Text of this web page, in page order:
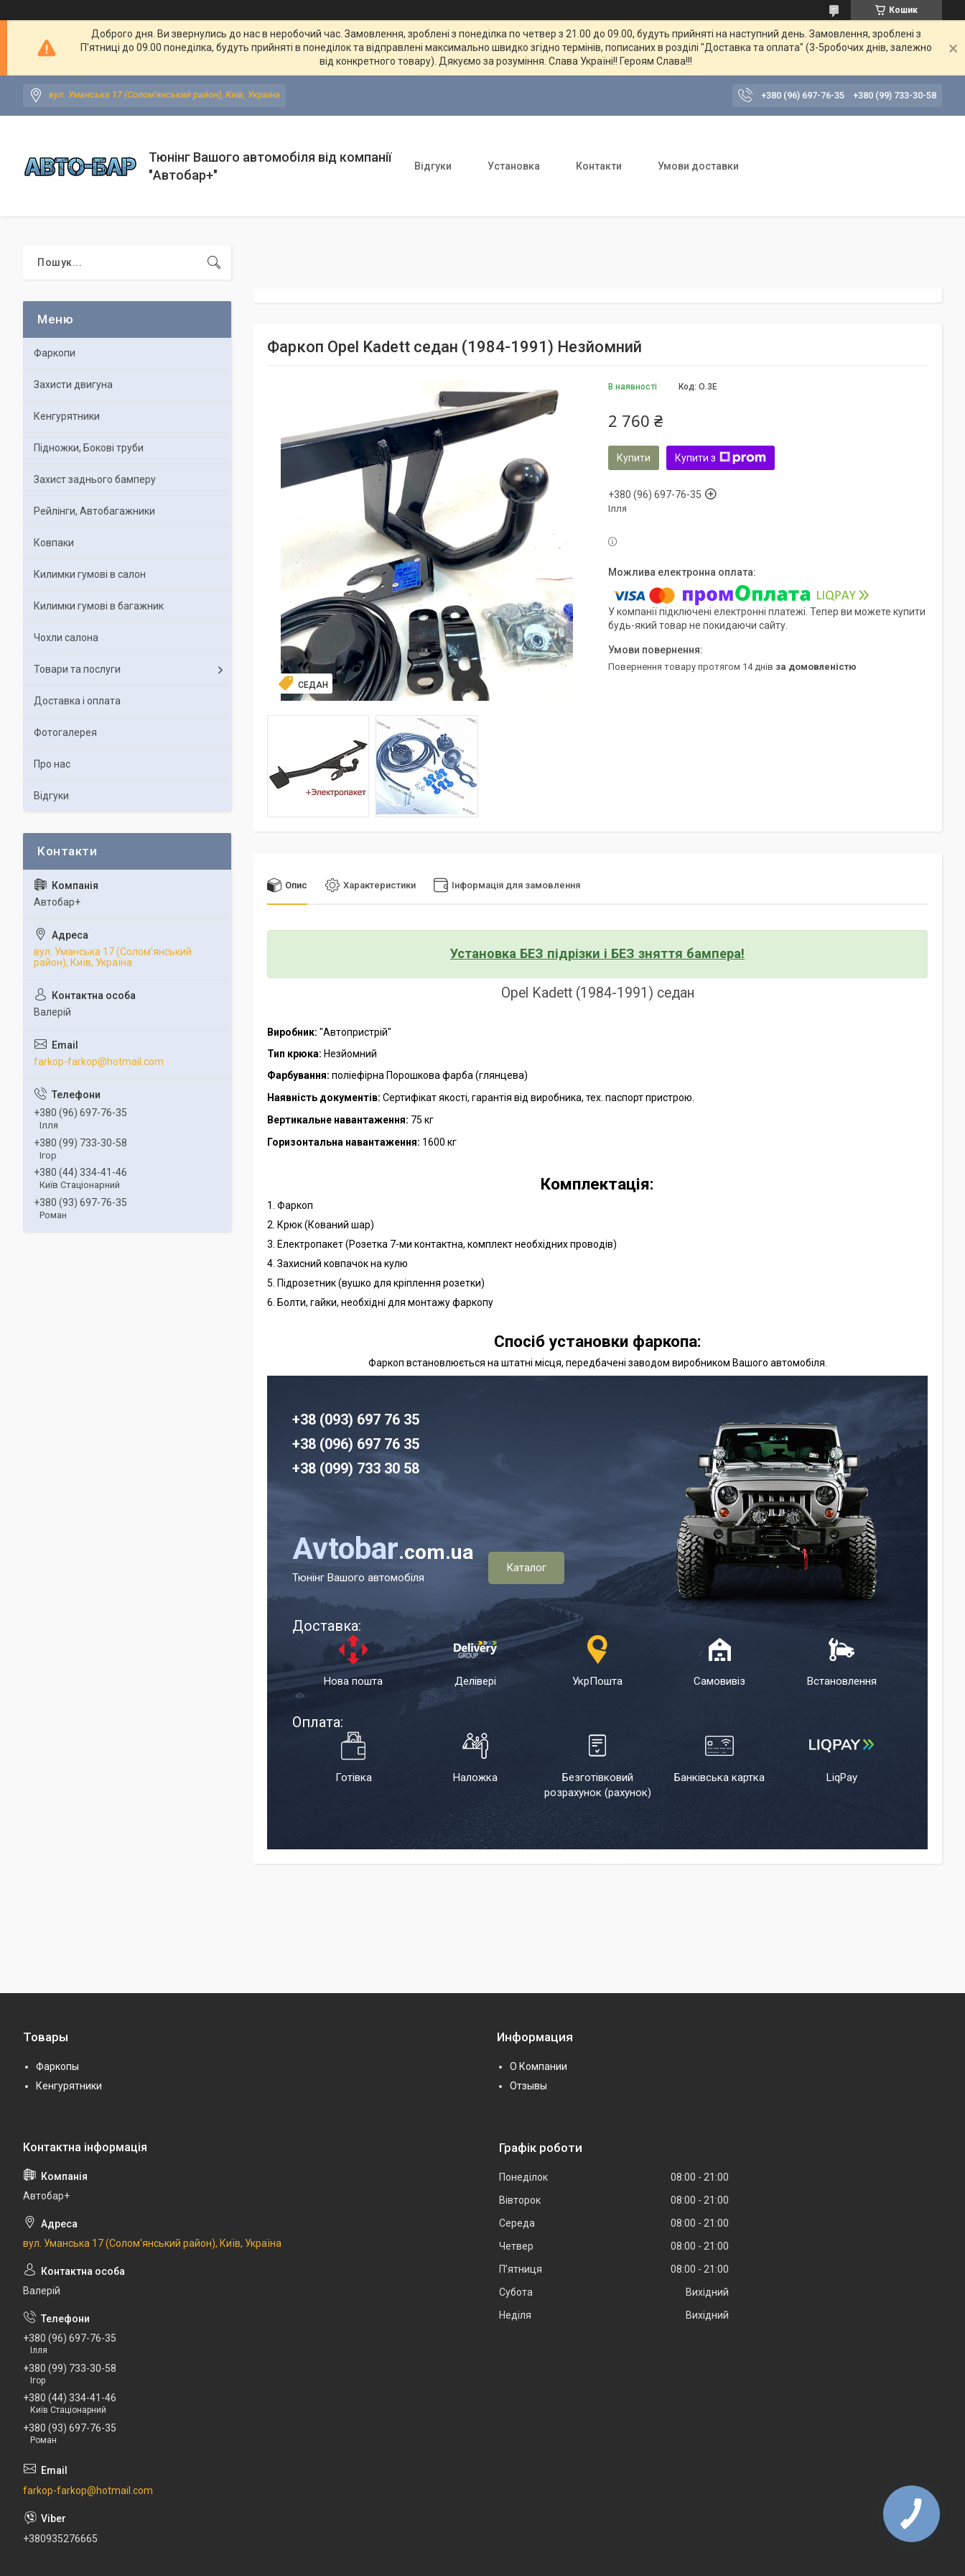
Кошик
Доброго дня. Ви звернулись до нас в неробочий час. Замовлення, зроблені з понеділка по четвер з 21.00 до 09.00, будуть прийняті на наступний день. Замовлення, зроблені з
П'ятниці до 09.00 понеділка, будуть прийняті в понеділок та відправлені максимально швидко згідно термінів, пописаних в розділі "Доставка та оплата" (3-5робочих днів, залежно
від конкретного товару). Дякуємо за розуміння. Слава Україні!! Героям Слава!!!
вул. Уманська 17 (Солом'янський район), Київ, Україна +380 (96) 697-76-35 +380 (99) 733-30-58
Тюнінг Вашого автомобіля від компанії
"Автобар+"
Відгуки Установка Контакти Умови доставки
Фаркоп Opel Kadett седан (1984-1991) Незйомний
СЕДАН
В наявності Код: О.3Е
2 760 ₴
Купити Купити з
+380 (96) 697-76-35
Ілля
У компанії підключені електронні платежі. Тепер ви можете купити
будь-який товар не покидаючи сайту.
повернення товару протягом 14 днів за домовленістю
Опис Характеристики Інформація для замовлення
Установка БЕЗ підрізки і БЕЗ зняття бампера!
Opel Kadett (1984-1991) седан
Виробник: "Автопристрій"
Тип крюка: Незйомний
Фарбування: поліефірна Порошкова фарба (глянцева)
Наявність документів: Сертифікат якості, гарантія від виробника, тех. паспорт пристрою.
Вертикальне навантаження: 75 кг
Горизонтальна навантаження: 1600 кг
Комплектація:
1. Фаркоп
2. Крюк (Кований шар)
3. Електропакет (Розетка 7-ми контактна, комплект необхідних проводів)
4. Захисний ковпачок на кулю
5. Підрозетник (вушко для кріплення розетки)
6. Болти, гайки, необхідні для монтажу фаркопу
Спосіб установки фаркопа:
Фаркоп встановлюється на штатні місця, передбачені заводом виробником Вашого автомобіля.
+38 (093) 697 76 35
+38 (096) 697 76 35
+38 (099) 733 30 58
Avtobar.com.ua
Тюнінг Вашого автомобіля
Каталог
Доставка:
Нова пошта Делівері УкрПошта Самовивіз Встановлення
Оплата:
Готівка Наложка
Безготівковий
розрахунок (рахунок)
Банківська картка LiqPay
Фаркопи
Захисти двигуна
Кенгурятники
Підножки, Бокові труби
Захист заднього бамперу
Рейлінги, Автобагажники
Ковпаки
Килимки гумові в салон
Килимки гумові в багажник
Чохли салона
Товари та послуги
Доставка і оплата
Фотогалерея
Про нас
Відгуки
Автобар+
вул. Уманська 17 (Солом'янський
район), Київ, Україна
Валерій
farkop-farkop@hotmail.com
+380 (96) 697-76-35
Ілля
+380 (99) 733-30-58
Ігор
+380 (44) 334-41-46
Київ Стаціонарний
+380 (93) 697-76-35
Роман
Товары
Фаркопы
Кенгурятники
Информация
О Компании
Отзывы
Автобар+
вул. Уманська 17 (Солом'янський район), Київ, Україна
Валерій
+380 (96) 697-76-35
Ілля
+380 (99) 733-30-58
Ігор
+380 (44) 334-41-46
Київ Стаціонарний
+380 (93) 697-76-35
Роман
farkop-farkop@hotmail.com
+380935276665
Графік роботи
Понеділок 08:00
21:00
Вівторок
08:00
21:00
Середа
08:00
21:00
Четвер
08:00
21:00
Пʼятниця
08:00
21:00
Субота
Вихідний
Неділя
Вихідний